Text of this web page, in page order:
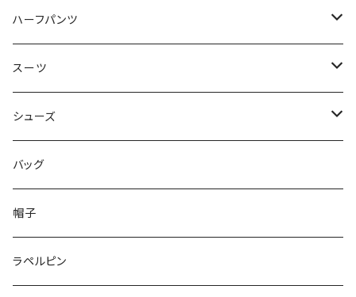
50/XL～
48/L
50/XL～
46/M
48/L
50/XL～
～44/S
46/M
48/L
50/XL～
ハーフパンツ
～44/S
46/M
48/L
50/XL～
スーツ
～44/S
46/M
48/L
50/XL～
シューズ
～25.5cm
26cm～
27cm～
バッグ
帽子
ラペルピン